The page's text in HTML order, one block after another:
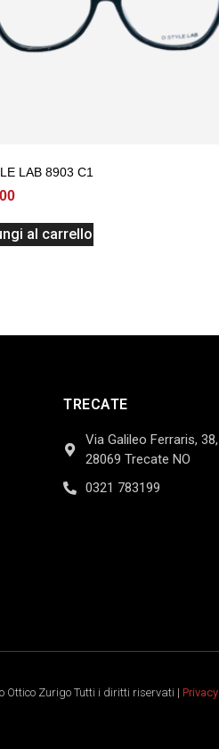
LAB 8903 C1
al carrello
TRECATE
Via Galileo Ferraris, 38,
28069 Trecate NO
0321 783199
Ottico Zurigo Tutti i diritti riservati |